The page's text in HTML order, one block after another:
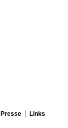
Presse
Links